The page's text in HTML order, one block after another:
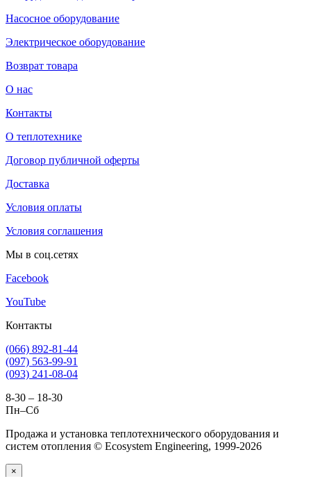
Насосное оборудование
Электрическое оборудование
Возврат товара
О нас
Контакты
О теплотехнике
Договор публичной оферты
Доставка
Условия оплаты
Условия соглашения
Мы в соц.сетях
Facebook
YouTube
Контакты
(066) 892-81-44
(097) 563-99-91
(093) 241-08-04
8-30 – 18-30
Пн–Сб
Продажа и установка теплотехнического оборудования и
систем отопления © Ecosystem Engineering, 1999-2026
×